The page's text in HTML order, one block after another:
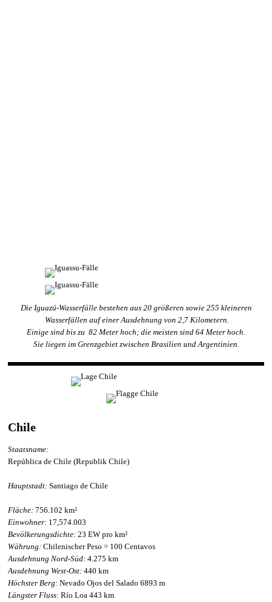
Die Iguazú-Wasserfälle bestehen aus 20 größeren sowie 255 kleineren
Wasserfällen auf einer Ausdehnung von 2,7 Kilometern.
Einige sind bis zu 82 Meter hoch; die meisten sind 64 Meter hoch.
Sie liegen im Grenzgebiet zwischen Brasilien und Argentinien.
Chile
Staatsname:
República de Chile (Republik Chile)
Hauptstadt: Santiago de Chile
Fläche: 756.102 km²
Einwohner: 17,574.003
Bevölkerungsdichte: 23 EW pro km²
Währung: Chilenischer Peso = 100 Centavos
Ausdehnung Nord-Süd: 4.275 km
Ausdehnung West-Ost: 440 km
Höchster Berg: Nevado Ojos del Salado 6893 m
Längster Fluss: Río Loa 443 km